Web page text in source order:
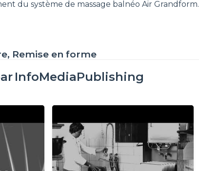
du système de massage balnéo Air Grandform.
Remise en forme
InfoMediaPublishing